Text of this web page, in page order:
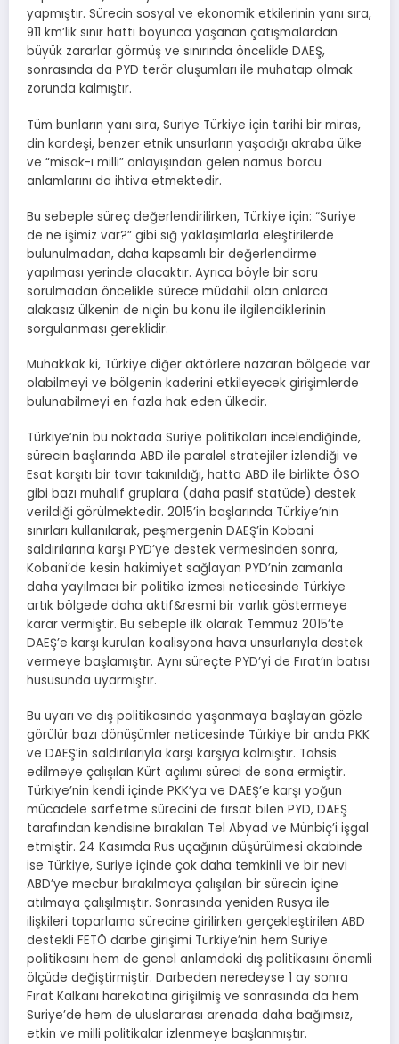
yapmıştır. Sürecin sosyal ve ekonomik etkilerinin yanı sıra,
911 km’lik sınır hattı boyunca yaşanan çatışmalardan
büyük zararlar görmüş ve sınırında öncelikle DAEŞ,
sonrasında da PYD terör oluşumları ile muhatap olmak
zorunda kalmıştır.
Tüm bunların yanı sıra, Suriye Türkiye için tarihi bir miras,
din kardeşi, benzer etnik unsurların yaşadığı akraba ülke
ve “misak-ı milli” anlayışından gelen namus borcu
anlamlarını da ihtiva etmektedir.
Bu sebeple süreç değerlendirilirken, Türkiye için: “Suriye
de ne işimiz var?” gibi sığ yaklaşımlarla eleştirilerde
bulunulmadan, daha kapsamlı bir değerlendirme
yapılması yerinde olacaktır. Ayrıca böyle bir soru
sorulmadan öncelikle sürece müdahil olan onlarca
alakasız ülkenin de niçin bu konu ile ilgilendiklerinin
sorgulanması gereklidir.
Muhakkak ki, Türkiye diğer aktörlere nazaran bölgede var
olabilmeyi ve bölgenin kaderini etkileyecek girişimlerde
bulunabilmeyi en fazla hak eden ülkedir.
Türkiye’nin bu noktada Suriye politikaları incelendiğinde,
sürecin başlarında ABD ile paralel stratejiler izlendiği ve
Esat karşıtı bir tavır takınıldığı, hatta ABD ile birlikte ÖSO
gibi bazı muhalif gruplara (daha pasif statüde) destek
verildiği görülmektedir. 2015’in başlarında Türkiye’nin
sınırları kullanılarak, peşmergenin DAEŞ’in Kobani
saldırılarına karşı PYD’ye destek vermesinden sonra,
Kobani’de kesin hakimiyet sağlayan PYD’nin zamanla
daha yayılmacı bir politika izmesi neticesinde Türkiye
artık bölgede daha aktif&resmi bir varlık göstermeye
karar vermiştir. Bu sebeple ilk olarak Temmuz 2015’te
DAEŞ’e karşı kurulan koalisyona hava unsurlarıyla destek
vermeye başlamıştır. Aynı süreçte PYD’yi de Fırat’ın batısı
hususunda uyarmıştır.
Bu uyarı ve dış politikasında yaşanmaya başlayan gözle
görülür bazı dönüşümler neticesinde Türkiye bir anda PKK
ve DAEŞ’in saldırılarıyla karşı karşıya kalmıştır. Tahsis
edilmeye çalışılan Kürt açılımı süreci de sona ermiştir.
Türkiye’nin kendi içinde PKK’ya ve DAEŞ’e karşı yoğun
mücadele sarfetme sürecini de fırsat bilen PYD, DAEŞ
tarafından kendisine bırakılan Tel Abyad ve Münbiç’i işgal
etmiştir. 24 Kasımda Rus uçağının düşürülmesi akabinde
ise Türkiye, Suriye içinde çok daha temkinli ve bir nevi
ABD’ye mecbur bırakılmaya çalışılan bir sürecin içine
atılmaya çalışılmıştır. Sonrasında yeniden Rusya ile
ilişkileri toparlama sürecine girilirken gerçekleştirilen ABD
destekli FETÖ darbe girişimi Türkiye’nin hem Suriye
politikasını hem de genel anlamdaki dış politikasını önemli
ölçüde değiştirmiştir. Darbeden neredeyse 1 ay sonra
Fırat Kalkanı harekatına girişilmiş ve sonrasında da hem
Suriye’de hem de uluslararası arenada daha bağımsız,
etkin ve milli politikalar izlenmeye başlanmıştır.